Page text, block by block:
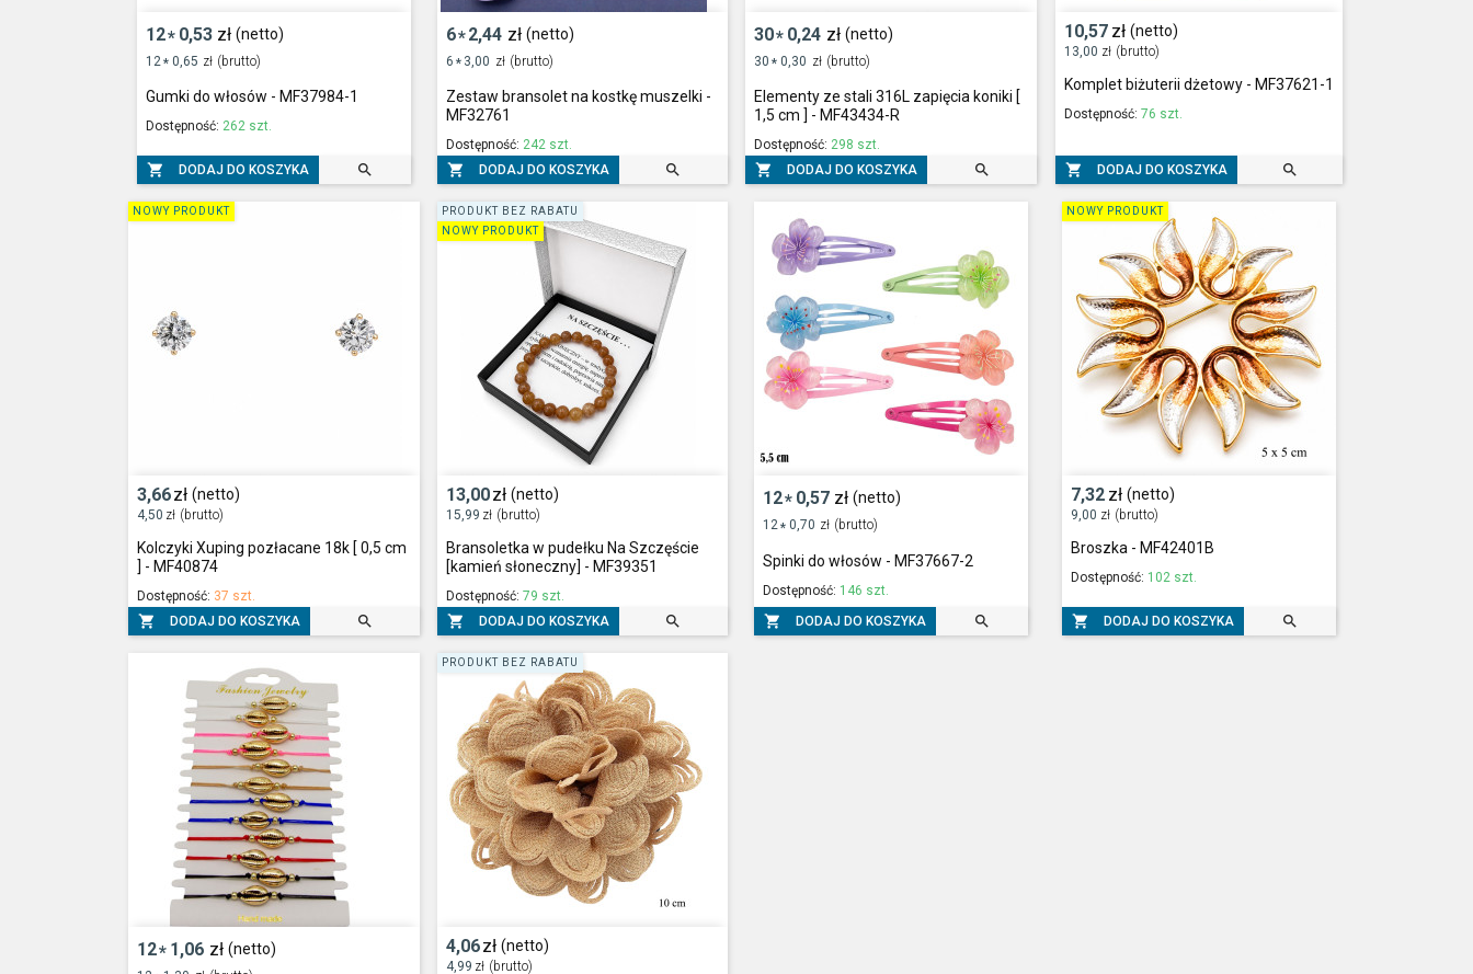
12* 0,53 zł (netto)
12 * 0,65 zł (brutto)
Gumki do włosów - MF37984-1
Dostępność: 262 szt.
 DODAJ DO KOSZYKA 
6*2,44 zł (netto)
6 * 3,00 zł (brutto)
Zestaw bransolet na kostkę muszelki -
MF32761
Dostępność: 242 szt.
 DODAJ DO KOSZYKA 
30* 0,24 zł (netto)
30 * 0,30 zł (brutto)
Elementy ze stali 316L zapięcia koniki [
1,5 cm ] - MF43434-R
Dostępność: 298 szt.
 DODAJ DO KOSZYKA 
10,57 zł (netto)
13,00 zł (brutto)
Komplet biżuterii dżetowy - MF37621-1
Dostępność:76 szt.
 DODAJ DO KOSZYKA 
3,66zł (netto)
4,50 zł (brutto)
Kolczyki Xuping pozłacane 18k [ 0,5 cm
] - MF40874
Dostępność: 37 szt.
 DODAJ DO KOSZYKA 
NOWY PRODUKT
13,00zł (netto)
15,99 zł (brutto)
Bransoletka w pudełku Na Szczęście
[kamień słoneczny] - MF39351
Dostępność: 79 szt.
 DODAJ DO KOSZYKA 
PRODUKT BEZ RABATU
NOWY PRODUKT
12* 0,57 zł (netto)
12 * 0,70 zł (brutto)
Spinki do włosów - MF37667-2
Dostępność: 146 szt.
 DODAJ DO KOSZYKA 
7,32 zł (netto)
9,00 zł (brutto)
Broszka - MF42401B
Dostępność: 102 szt.
 DODAJ DO KOSZYKA 
NOWY PRODUKT
12* 1,06 zł (netto) 4,06zł (netto)
4,99 zł (brutto)
PRODUKT BEZ RABATU